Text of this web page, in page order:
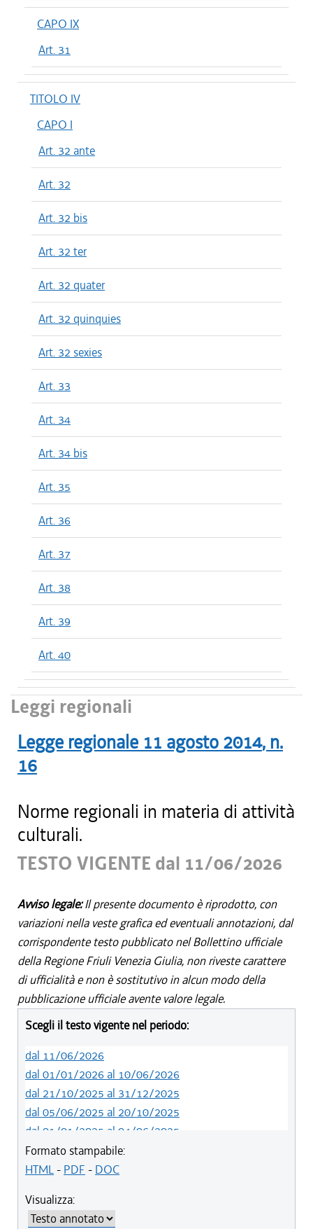
CAPO IX
Art. 31
TITOLO IV
CAPO I
Art. 32 ante
Art. 32
Art. 32 bis
Art. 32 ter
Art. 32 quater
Art. 32 quinquies
Art. 32 sexies
Art. 33
Art. 34
Art. 34 bis
Art. 35
Art. 36
Art. 37
Art. 38
Art. 39
Art. 40
Leggi regionali
Legge regionale 11 agosto 2014, n.
16
Norme regionali in materia di attività
culturali.
TESTO VIGENTE dal 11/06/2026
Avviso legale:Il presente documento è riprodotto, con
variazioni nella veste grafica ed eventuali annotazioni, dal
corrispondente testo pubblicato nel Bollettino ufficiale
della Regione Friuli Venezia Giulia, non riveste carattere
di ufficialità e non è sostitutivo in alcun modo della
pubblicazione ufficiale avente valore legale.
Scegli il testo vigente nel periodo:
dal 11/06/2026
dal 01/01/2026 al 10/06/2026
dal 21/10/2025 al 31/12/2025
dal 05/06/2025 al 20/10/2025
dal 01/01/2025 al 04/06/2025
dal 27/10/2024 al 31/12/2024
dal 10/08/2024 al 26/10/2024
dal 01/01/2024 al 13/05/2024
dal 31/10/2023 al 31/12/2023
Formato stampabile:
HTML- PDF - DOC
Visualizza: